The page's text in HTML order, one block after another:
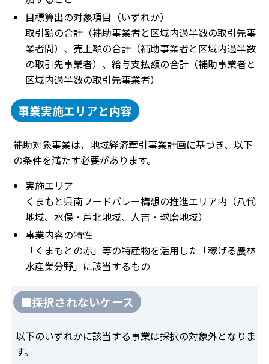
目標算出の対象項目（いずれか）
取引額の合計（補助事業者と区域内過半数の取引先事
業者間）、売上額の合計（補助事業者と区域内過半数
の取引先事業者）、給与支払額の合計（補助事業者と
区域内過半数の取引先事業者）
事業実施エリアと内容
補助対象事業は、地域経済牽引事業計画に基づき、以下
の条件を満たす必要があります。
実施エリア
くまもと県南フードバレー構想の推進エリア内（八代
地域、水俣・芦北地域、人吉・球磨地域）
事業内容の特性
「くまもとの赤」等の特産物を活用した「稼げる農林
水産業分野」に該当するもの
■採択されないケース
以下のいずれかに該当する事業は採択の対象外となりま
す。